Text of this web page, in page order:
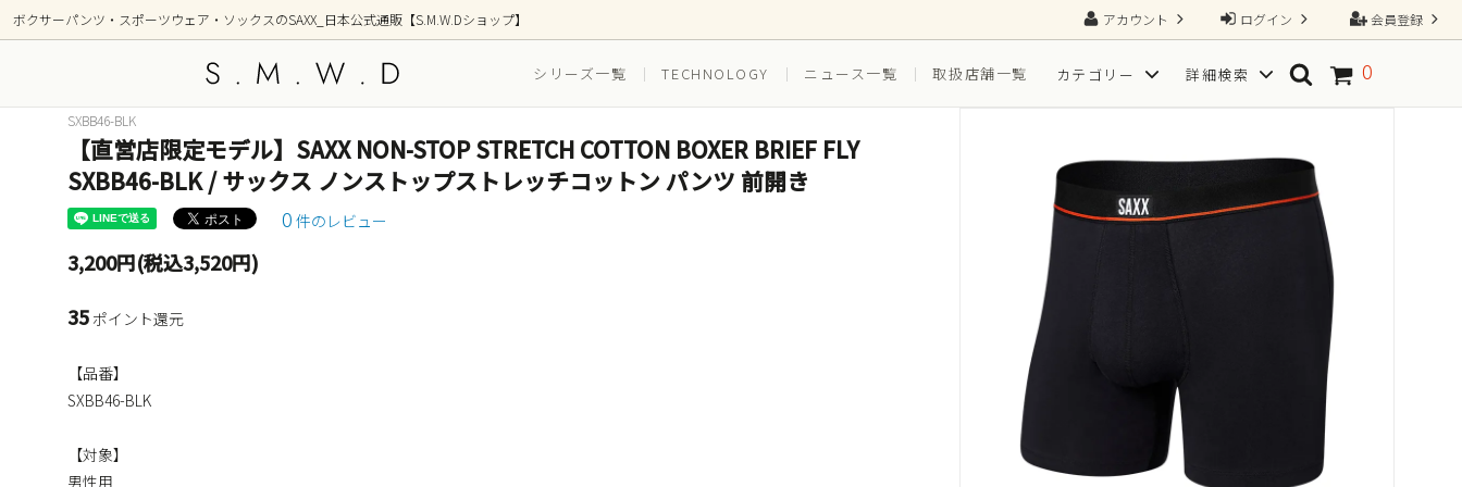
会員登録
ログイン
アカウント
ボクサーパンツ・スポーツウェア・ソックスのSAXX_日本公式通販【S.M.W.Dショップ】
シリーズ一覧 TECHNOLOGY ニュース一覧 取扱店舗一覧 カテゴリー
アンダーウェア トップス ボトムス ソックス
詳細検索
新着商品 シリーズ別 EVERYDAY(普段穿き) SPORT(スポーツ向き)
OUTDOOR(アウトドア) TGRAINING（トレーニング）
部屋着(ラウンジ / 寝間着）
一枚で、すべてが整う2N1ショーツ
ポーチ形状別
0
SXBB46-BLK
【直営店限定モデル】SAXX NON-STOP STRETCH COTTON BOXER BRIEF FLY
SXBB46-BLK / サックス ノンストップストレッチコットン パンツ 前開き
0 件のレビュー
3,200円(税込3,520円)
35 ポイント還元
【品番】
SXBB46-BLK
【対象】
男性用